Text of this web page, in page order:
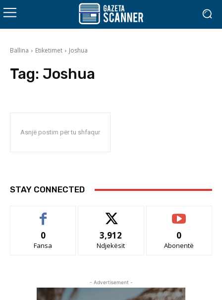
Ballina Etiketimet Joshua
Tag: Joshua
Asnjë postim për tu shfaqur
STAY CONNECTED
0
Fansa
3,912
Ndjekësit
0
Abonentë
- Advertisement -